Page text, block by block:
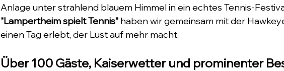
Anlage unter strahlend blauem Himmel in ein echtes Tennis-
"Lampertheim spielt Tennis" haben wir gemeinsam mit der
einen Tag erlebt, der Lust auf mehr macht.
Über 100 Gäste, Kaiserwetter und prominenter